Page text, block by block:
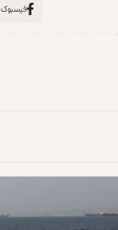
فیسبوک